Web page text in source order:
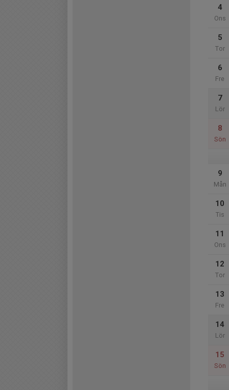
4
Ons
5
Tor
6
Fre
7
Lör
8
Sön
9
Mån
10
Tis
11
Ons
12
Tor
13
Fre
14
Lör
15
Sön